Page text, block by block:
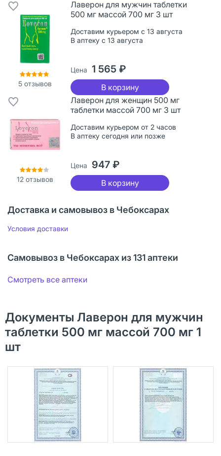
5 отзывов
Лаверон для мужчин таблетки
500 мг массой 700 мг 3 шт
Доставим курьером с 13 августа
В аптеку с 13 августа
Цена 1 565 ₽
В корзину
12 отзывов
Лаверон для женщин 500 мг
таблетки массой 700 мг 3 шт
Доставим курьером от 2 часов
В аптеку сегодня или позже
Цена 947 ₽
В корзину
Доставка и самовывоз в Чебоксарах
Условия доставки
Самовывоз в Чебоксарах из 131 аптеки
Смотреть все аптеки
Документы Лаверон для мужчин
таблетки 500 мг массой 700 мг 1
шт